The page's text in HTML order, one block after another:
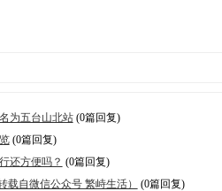
为五台山北站(0篇回复)
(0篇回复)
还方便吗？ (0篇回复)
载自微信公众号 繁峙生活）
(0篇回复)